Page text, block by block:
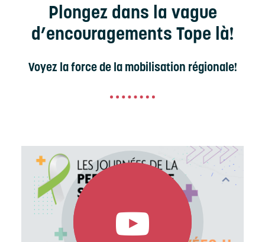
Plongez dans la vague
d’encouragements Tope là!
Voyez la force de la mobilisation régionale!